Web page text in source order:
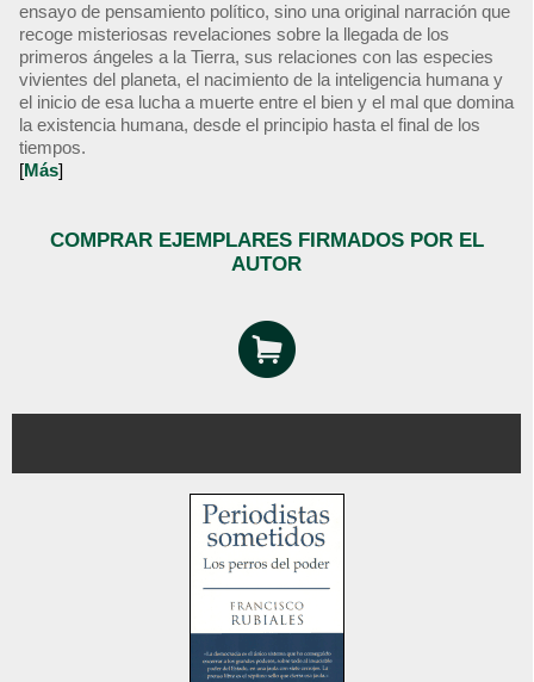
ensayo de pensamiento político, sino una original narración que
recoge misteriosas revelaciones sobre la llegada de los
primeros ángeles a la Tierra, sus relaciones con las especies
vivientes del planeta, el nacimiento de la inteligencia humana y
el inicio de esa lucha a muerte entre el bien y el mal que domina
la existencia humana, desde el principio hasta el final de los
tiempos.
[Más]
COMPRAR EJEMPLARES FIRMADOS POR EL
AUTOR